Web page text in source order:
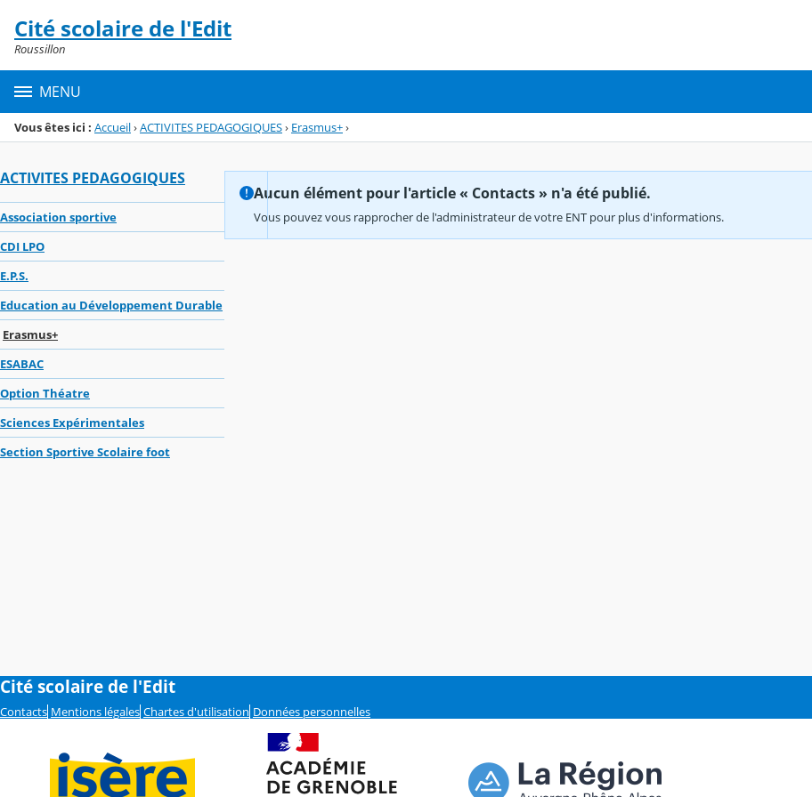
Menu de la rubrique
Contenu
Cité scolaire de l'Edit
Roussillon
MENU
Vous êtes ici : Accueil›ACTIVITES PEDAGOGIQUES› Erasmus+›
ACTIVITES PEDAGOGIQUES
Association sportive
CDI LPO
E.P.S.
Education au Développement Durable
Erasmus+
ESABAC
Option Théatre
Sciences Expérimentales
Section Sportive Scolaire foot
Aucun élément pour l'article « Contacts » n'a été publié.
Vous pouvez vous rapprocher de l'administrateur de votre ENT pour plus d'informations.
Cité scolaire de l'Edit
Contacts Mentions légales Chartes d'utilisation Données personnelles